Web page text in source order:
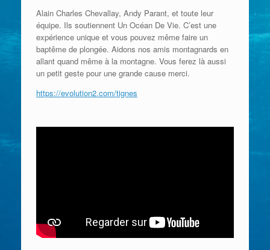
Alain Charles Chevallay, Andy Parant, et toute leur
équipe. Ils soutiennent Un Océan De Vie. C’est une
expérience unique et vous pouvez même faire un
baptême de plongée. Aidons nos amis montagnards en
allant quand même à la montagne. Vous ferez là aussi
un petit geste pour une grande cause merci.
https://evolution2.com/tignes